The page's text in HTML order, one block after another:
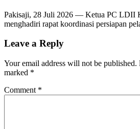
Pakisaji, 28 Juli 2026 — Ketua PC LDII
menghadiri rapat koordinasi persiapan
Leave a Reply
Your email address will not be published.
marked *
Comment *